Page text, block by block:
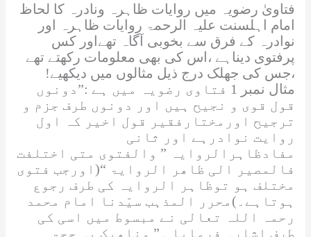
فتاویٰ رضویہ میں روایات ظاہرہ ونادرہ کا لحاظ
امام اہلسنت علیہ الرحمۃ روایات ظاہرہ اور
نوادرہ کے فرق سے بخوبی آگاہ تھےاور کس
پرفتوی دیناہے ،اس کی بھی معلومات رکھتے تھے
،جس کی جھلک درج ذیل مثالوں میں دیکھیے!
مثال نمبر 1
فتاوی رضویہ میں ہے :”دونوں
قول قوی و نجیح ہیں اور دونوں طرف جزم و
ترجیح اورمختارفقیر قول اخیر کہ اول
روایت نوادرہے اور ثانی
مفادظاہرالروایہ ” والفتوی متی اختلفت
فالمصیر الی ظاھر الروایۃ “(اورجب فتوی
مختلف ہو توظاہر الروایہ کی طرف رجوع
ہوتاہے۔)محرر المذہب سیّدنا امام محمد
رحمہ اللہ
تعالی نے مبسوط میں اسی کی
طرف اشارہ فرمایا ۔” وناھیک بہ حجۃ